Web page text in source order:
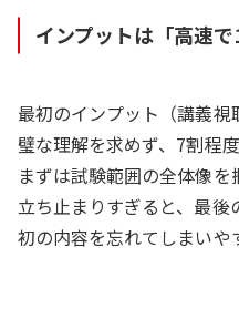
インプットは「高速
最初のインプット（講義
璧な理解を求めず、7割程
まずは試験範囲の全体像
立ち止まりすぎると、最
初の内容を忘れてしまいや